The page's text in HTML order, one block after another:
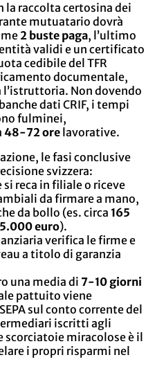
la raccolta certosina dei
mutuatario dovrà
2 buste paga, l’ultimo
validi e un certificato
cedibile del TFR
documentale,
l’istruttoria. Non dovendo
dati CRIF, i tempi
fulminei,
48-72 ore lavorative.
le fasi conclusive
svizzera:
si reca in filiale o riceve
da firmare a mano,
da bollo (es. circa 165
euro).
verifica le firme e
a titolo di garanzia
una media di 7-10 giorni
pattuito viene
sul conto corrente del
iscritti agli
miracolose è il
i propri risparmi nel